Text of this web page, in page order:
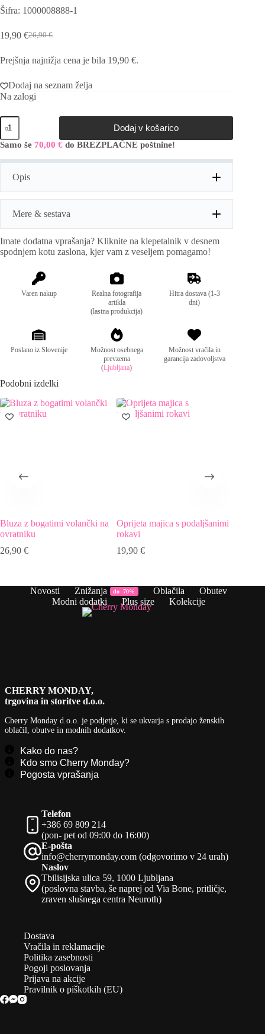
Šifra: 1000008888-1
26,90€
Izvirna
je
26,90 €.
19,90 €Trenutna
je:
Prejšnja najnižja cena je bila 19,90 €.
Dodaj na seznam želja
Na zalogi
Kratka
majica
s
potiskom
količina
Dodaj v košarico
Samo še 70,00 € do BREZPLAČNE poštnine!
Opis
Mere & sestava
Mere:obseg prsi: 100cm, dolžina: 58cm
Imate dodatna vprašanja? Kliknite na klepetalnik v desnem
spodnjem kotu zaslona, kjer vam z veseljem pomagamo!
Varen nakup
Realna fotografija
artikla
(lastna produkcija)
Hitra dostava (1-3
dni)
Poslano iz Slovenije
Možnost osebnega
prevzema
(Ljubljana)
Možnost vračila in
garancija zadovoljstva
Podobni izdelki
Bluza z bogatimi volančki na
ovratniku
26,90 €
Oprijeta majica s podaljšanimi
rokavi
19,90€
Novosti Znižanja do -70% Oblačila
Obutev
Modni dodatki
Plus size Kolekcije
CHERRY MONDAY,
trgovina in storitve d.o.o.
Cherry Monday d.o.o. je podjetje, ki se ukvarja s prodajo ženskih
oblačil, obutve in modnih dodatkov.
Kako do nas?
Kdo smo Cherry Monday?
Pogosta vprašanja
Telefon
+386 69 809 214
(pon- pet od 09:00 do 16:00)
E-pošta
info@cherrymonday.com (odgovorimo v 24 urah)
Naslov
Tbilisijska ulica 59, 1000 Ljubljana
(poslovna stavba, še naprej od Via Bone, pritličje,
zraven slušnega centra Neuroth)
Dostava
Vračila in reklamacije
Politika zasebnosti
Pogoji poslovanja
Prijava na akcije
Pravilnik o piškotkih (EU)